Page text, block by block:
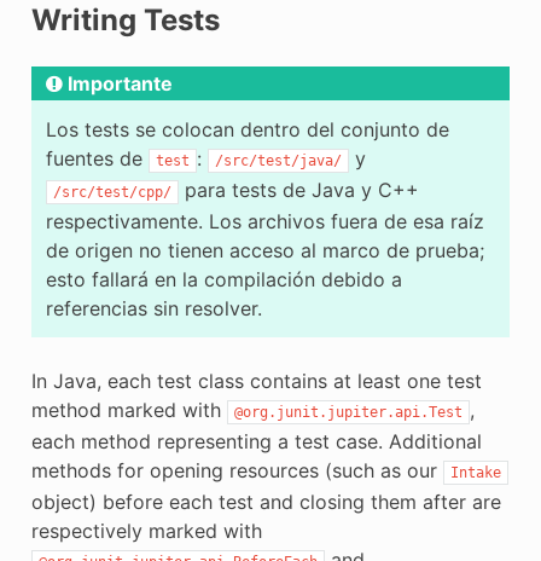
Writing Tests
Importante
Los tests se colocan dentro del conjunto de
fuentes de
test : /src/test/java/ y
/src/test/cpp/
para tests de Java y C++
respectivamente. Los archivos fuera de esa raíz
de origen no tienen acceso al marco de prueba;
esto fallará en la compilación debido a
referencias sin resolver.
In Java, each test class contains at least one test
method marked with
@org.junit.jupiter.api.Test ,
each method representing a test case. Additional
methods for opening resources (such as our
Intake
object) before each test and closing them after are
respectively marked with